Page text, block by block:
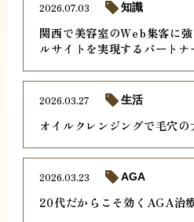
関西で美容室のWeb集客に
ルサイトを実現するパートナ
2026.07.03 知識
オイルクレンジングで毛穴の
2026.03.27 生活
20代だからこそ効くAGA治
2026.03.23 AGA